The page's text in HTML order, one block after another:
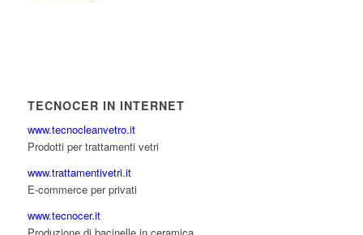
TECNOCER IN INTERNET
www.tecnocleanvetro.it
Prodotti per trattamenti vetri
www.trattamentivetri.it
E-commerce per privati
www.tecnocer.it